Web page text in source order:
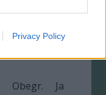
Privacy Policy
Obegr. Ja
Obegr. Ja